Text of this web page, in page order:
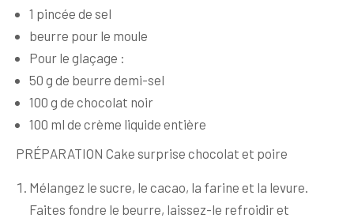
1 pincée de sel
beurre pour le moule
Pour le glaçage :
50 g de beurre demi-sel
100 g de chocolat noir
100 ml de crème liquide entière
PRÉPARATION Cake surprise chocolat et poire
Mélangez le sucre, le cacao, la farine et la levure.
Faites fondre le beurre, laissez-le refroidir et